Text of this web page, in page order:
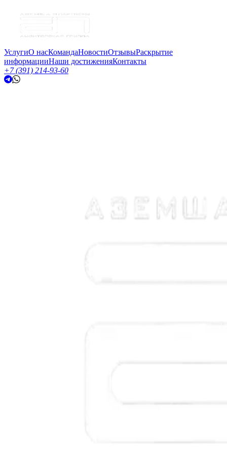
УслугиО насКомандаНовостиОтзывыРаскрытие
информацииНаши достиженияКонтакты
+7 (391) 214-93-60